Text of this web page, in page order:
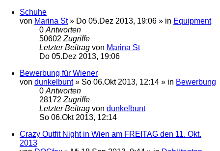
Schuhe
von Marina St» Do 05.Dez 2013, 19:06 » in Equipment
0 Antworten
50602 Zugriffe
Letzter Beitrag von Marina St
Do 05.Dez 2013, 19:06
Bewerbung für Wiener
von dunkelbunt» So 06.Okt 2013, 12:14 » in Bewerbung
0 Antworten
28172 Zugriffe
Letzter Beitrag von dunkelbunt
So 06.Okt 2013, 12:14
Crazy Outfit Night in Wien am FREITAG den 11. Okt.
2013